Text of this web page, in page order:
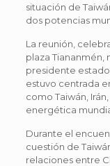
situación de
dos potencias
La reunión,
plaza Tiananmén,
presidente
estuvo centrada
como Taiwán,
energética
Durante el
cuestión de
relaciones entre